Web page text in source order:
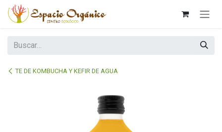
Ir al contenido
TE DE KOMBUCHA Y KEFIR DE AGUA